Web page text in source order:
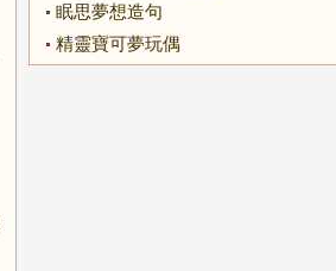
眠思夢想造句
精靈寶可夢玩偶